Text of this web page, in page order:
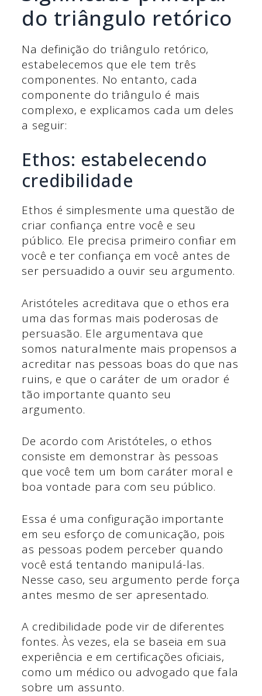
do triângulo retórico
Na definição do triângulo retórico,
estabelecemos que ele tem três
componentes. No entanto, cada
componente do triângulo é mais
complexo, e explicamos cada um deles
a seguir:
Ethos: estabelecendo
credibilidade
Ethos é simplesmente uma questão de
criar confiança entre você e seu
público. Ele precisa primeiro confiar em
você e ter confiança em você antes de
ser persuadido a ouvir seu argumento.
Aristóteles acreditava que o ethos era
uma das formas mais poderosas de
persuasão. Ele argumentava que
somos naturalmente mais propensos a
acreditar nas pessoas boas do que nas
ruins, e que o caráter de um orador é
tão importante quanto seu
argumento.
De acordo com Aristóteles, o ethos
consiste em demonstrar às pessoas
que você tem um bom caráter moral e
boa vontade para com seu público.
Essa é uma configuração importante
em seu esforço de comunicação, pois
as pessoas podem perceber quando
você está tentando manipulá-las.
Nesse caso, seu argumento perde força
antes mesmo de ser apresentado.
A credibilidade pode vir de diferentes
fontes. Às vezes, ela se baseia em sua
experiência e em certificações oficiais,
como um médico ou advogado que fala
sobre um assunto.